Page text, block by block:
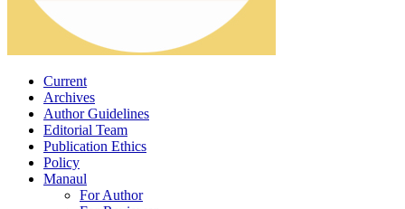
Current
Archives
Author Guidelines
Editorial Team
Publication Ethics
Policy
Manaul
For Author